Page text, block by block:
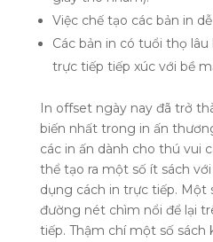
Việc chế tạo các bản in
Các bản in có tuổi thọ
trực tiếp tiếp xúc với bề
In offset ngày nay đã trở
biến nhất trong in ấn
các in ấn dành cho thú vui
thể tạo ra một số ít sách
dụng cách in trực tiếp. Một
đường nét chìm nổi để lại
tiếp. Thậm chí một số sách